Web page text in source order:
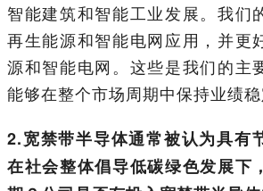
智能建筑和智能工业发展。我们
再生能源和智能电网应用，并更
源和智能电网。这些是我们的主
能够在整个市场周期中保持业绩稳
2.宽禁带半导体通常被认为具有
在社会整体倡导低碳绿色发展下